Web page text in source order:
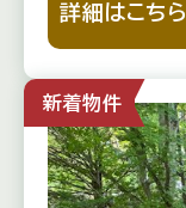
詳細はこちら
新着物件